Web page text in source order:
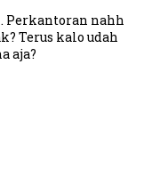
Perkantoran nahh
Terus kalo udah
aja?